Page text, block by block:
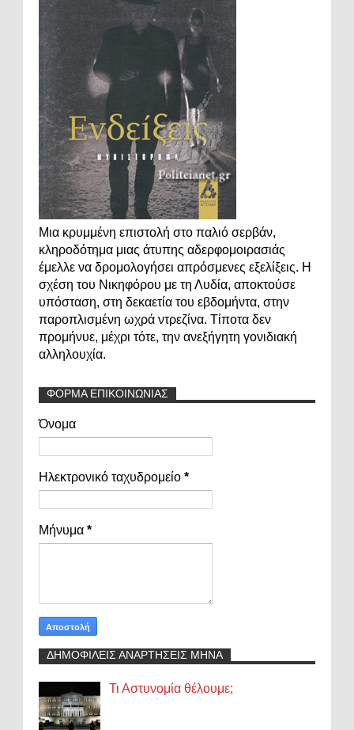
Μια κρυμμένη επιστολή στο παλιό σερβάν,
κληροδότημα μιας άτυπης αδερφομοιρασιάς
έμελλε να δρομολογήσει απρόσμενες εξελίξεις. Η
σχέση του Νικηφόρου με τη Λυδία, αποκτούσε
υπόσταση, στη δεκαετία του εβδομήντα, στην
παροπλισμένη ωχρά ντρεζίνα. Τίποτα δεν
προμήνυε, μέχρι τότε, την ανεξήγητη γονιδιακή
αλληλουχία.
ΦΟΡΜΑ ΕΠΙΚΟΙΝΩΝΙΑΣ
Όνομα
Ηλεκτρονικό ταχυδρομείο *
Μήνυμα *
ΔΗΜΟΦΙΛΕΙΣ ΑΝΑΡΤΗΣΕΙΣ ΜΗΝΑ
Τι Αστυνομία θέλουμε;